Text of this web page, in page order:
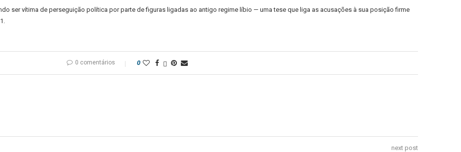
ser vítima de perseguição política por parte de figuras ligadas ao antigo regime líbio — uma tese que liga as acusações à sua posição firme
0 comentários 0
next post